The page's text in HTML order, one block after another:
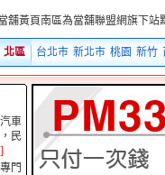
為當舖聯盟網旗下站點，專門提
北區 台北市 新北市 桃園 新竹
車
民
門